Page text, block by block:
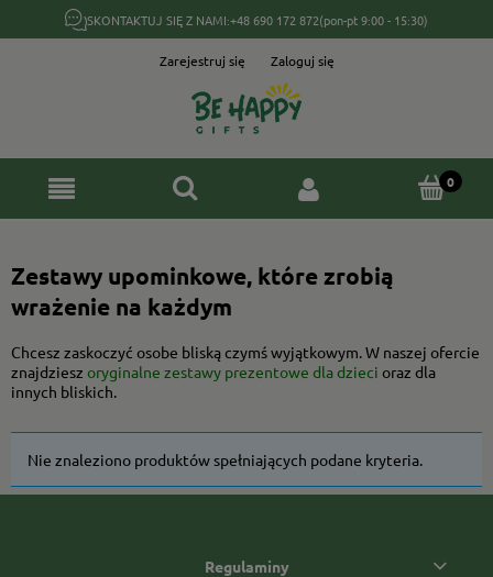
SKONTAKTUJ SIĘ Z NAMI:+48 690 172 872(pon-pt 9:00 - 15:30)
Zarejestruj się Zaloguj się
Zestawy upominkowe, które zrobią
wrażenie na każdym
Chcesz zaskoczyć osobe bliską czymś wyjątkowym. W naszej ofercie
znajdziesz oryginalne zestawy prezentowe dla dzieci oraz dla
innych bliskich.
Nie znaleziono produktów spełniających podane kryteria.
Regulaminy